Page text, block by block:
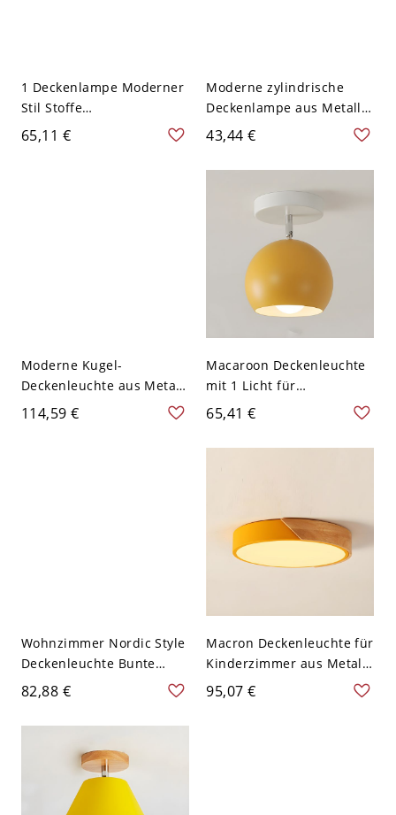
1 Deckenlampe Moderner
Stil Stoffe
Deckenbeleuchtung für
Wohnzimmer - Gelb 110V-
65,11 €
Moderne zylindrische
Deckenlampe aus Metall
mit 1 Licht für
Schlafzimmer - Gelb 110V-
120V Weißlicht
43,44 €
Moderne Kugel-
Deckenleuchte aus Metall
mit mehreren Lichtern -
Gelb 110V-120V
114,59 €
Macaroon Deckenleuchte
mit 1 Licht für
Schlafzimmer - 110V-120V
Gelb
65,41 €
Wohnzimmer Nordic Style
Deckenleuchte Bunte
Macron LED-
Deckenleuchte - Gelb
110V-120V Klein
82,88 €
Macron Deckenleuchte für
Kinderzimmer aus Metall,
Acryl und Holz in
kreisrunder Form - Gelb
95,07 €